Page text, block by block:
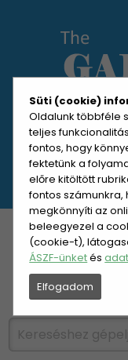
Süti (cookie)
Oldalunk többféle
teljes
fontos, hogy
fektetünk a
előre kitöltött
fontos
megkönnyíti az
beleegyezel a
(cookie-t),
ÁSZF-ünketés
Elfogadom